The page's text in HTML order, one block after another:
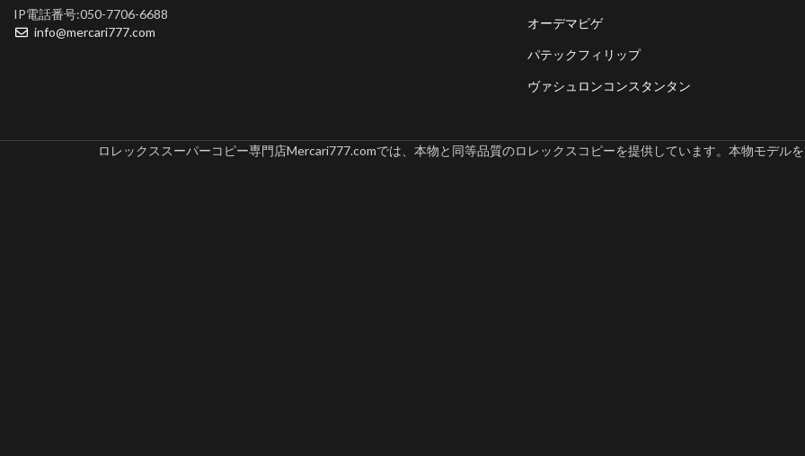
IP電話番号:050-7706-6688
info@mercari777.com
オーデマピゲ
パテックフィリップ
ヴァシュロンコンスタンタン
ロレックススーパーコピー専門店Mercari777.comでは、本物と同等品質のロレックスコピーを提供しています。本物モデル